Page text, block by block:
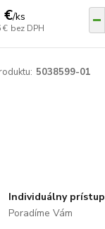
€/ks
€ bez DPH
5038599-01
Individuálny prístup
Poradíme Vám